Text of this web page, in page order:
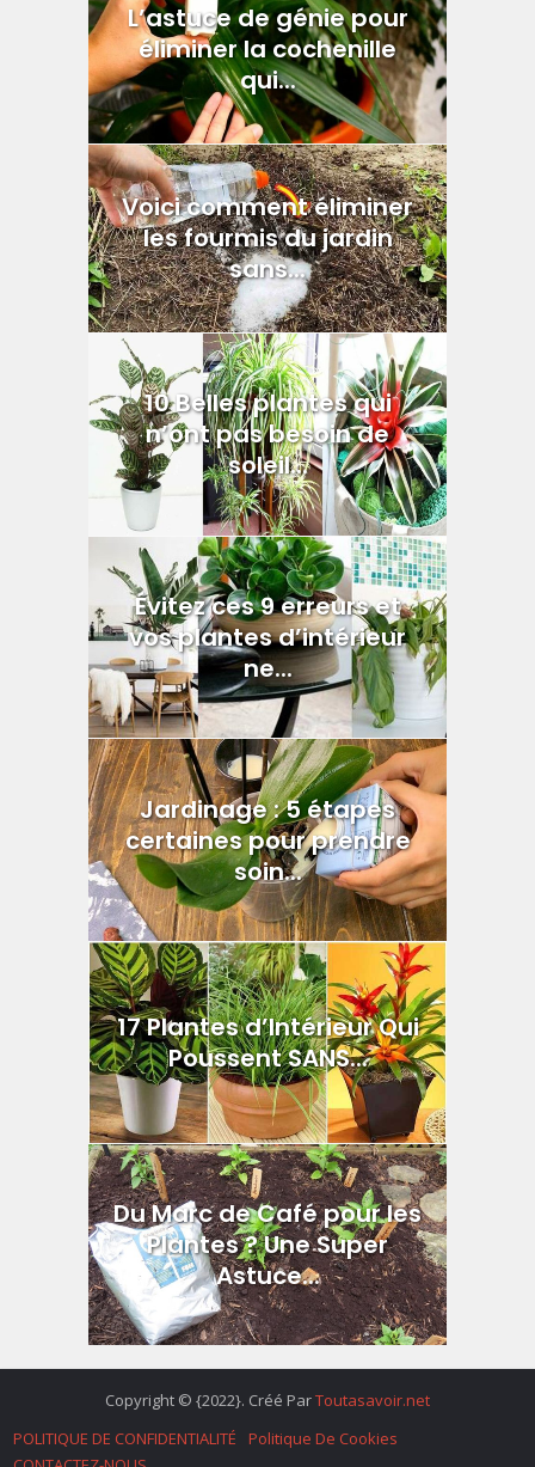
L’astuce de génie pour
éliminer la cochenille
qui...
Voici comment éliminer
les fourmis du jardin
sans...
10 Belles plantes qui
n’ont pas besoin de
soleil...
Évitez ces 9 erreurs et
vos plantes d’intérieur
ne...
Jardinage : 5 étapes
certaines pour prendre
soin...
17 Plantes d’Intérieur Qui
Poussent SANS...
Du Marc de Café pour les
Plantes ? Une Super
Astuce...
Copyright © {2022}. Créé ParToutasavoir.net
POLITIQUE DE CONFIDENTIALITÉ
Politique De Cookies